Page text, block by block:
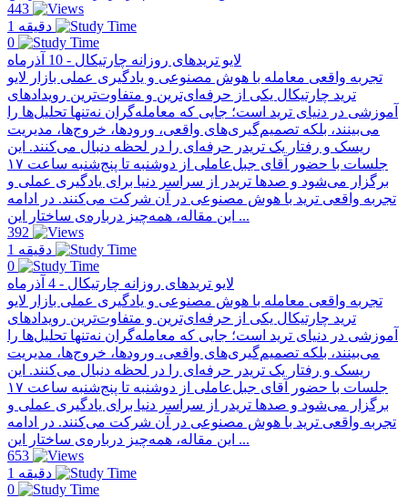
443
1 دقیقه
0
لایو تریدهای روزانه چارتیکال - 10 آذرماه
تجربه واقعی معامله با هوش مصنوعی و یادگیری عملی بازار لایو
ترید چارتیکال یکی از حرفه‌ای‌ترین و متفاوت‌ترین رویدادهای
آموزشی در دنیای ترید است؛ جایی که معامله‌گران نه‌تنها تحلیل‌ها را
می‌بینند، بلکه تصمیم‌گیری‌های واقعی، ورودها، خروج‌ها، مدیریت
ریسک و رفتار یک تریدر حرفه‌ای را در لحظه دنبال می‌کنند. این
جلسات با حضور آقای جبل‌عاملی از دو‌شنبه تا پنج‌شنبه ساعت ۱۷
برگزار می‌شود و صدها تریدر از سراسر دنیا برای یادگیری عملی و
تجربه واقعی ترید با هوش مصنوعی در آن شرکت می‌کنند. در ادامه
این مقاله، همه‌چیز درباره‌ی ساختار این ...
392
1 دقیقه
0
لایو تریدهای روزانه چارتیکال - 4 آذرماه
تجربه واقعی معامله با هوش مصنوعی و یادگیری عملی بازار لایو
ترید چارتیکال یکی از حرفه‌ای‌ترین و متفاوت‌ترین رویدادهای
آموزشی در دنیای ترید است؛ جایی که معامله‌گران نه‌تنها تحلیل‌ها را
می‌بینند، بلکه تصمیم‌گیری‌های واقعی، ورودها، خروج‌ها، مدیریت
ریسک و رفتار یک تریدر حرفه‌ای را در لحظه دنبال می‌کنند. این
جلسات با حضور آقای جبل‌عاملی از دو‌شنبه تا پنج‌شنبه ساعت ۱۷
برگزار می‌شود و صدها تریدر از سراسر دنیا برای یادگیری عملی و
تجربه واقعی ترید با هوش مصنوعی در آن شرکت می‌کنند. در ادامه
این مقاله، همه‌چیز درباره‌ی ساختار این ...
653
1 دقیقه
0